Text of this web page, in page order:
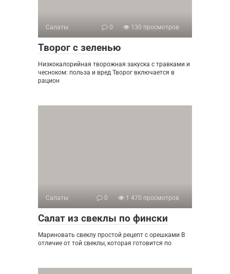
Салаты 0 130 просмотров
Творог с зеленью
Низкокалорийная творожная закуска с травками и
чесноком: польза и вред Творог включается в
рацион
Салаты 0 1 470 просмотров
Салат из свеклы по фински
Мариновать свеклу простой рецепт с орешками В
отличие от той свеклы, которая готовится по